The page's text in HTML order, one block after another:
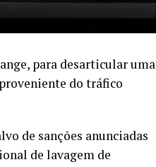
para desarticular uma
do tráfico
de sanções anunciadas
de lavagem de